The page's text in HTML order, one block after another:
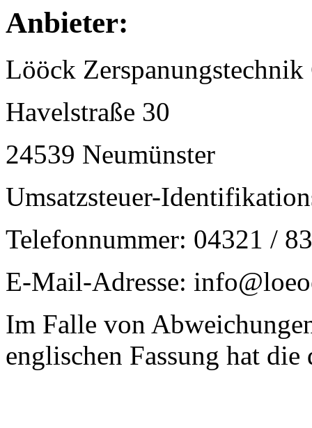
Anbieter:
Lööck
Havelstraße 30
24539 Neumünster
Umsatzsteuer-
Telefonnummer: 04321 /
E-Mail-Adresse:
Im Falle von
englischen Fassung hat die